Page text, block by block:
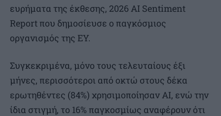
ευρήματα της έκθεσης, 2026 AI Sentiment
Report που δημοσίευσε ο παγκόσμιος
οργανισμός της EY.
Συγκεκριμένα, μόνο τους τελευταίους έξι
μήνες, περισσότεροι από οκτώ στους δέκα
ερωτηθέντες (84%) χρησιμοποίησαν AI, ενώ την
ίδια στιγμή, το 16% παγκοσμίως αναφέρουν ότι